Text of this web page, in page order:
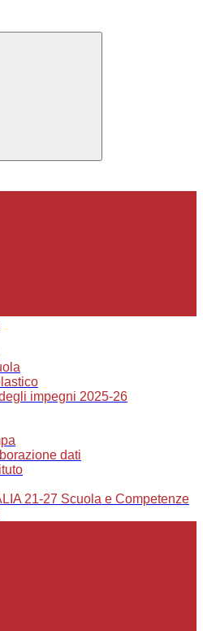
impegni 2025-26
dati
21-27 Scuola e Competenze